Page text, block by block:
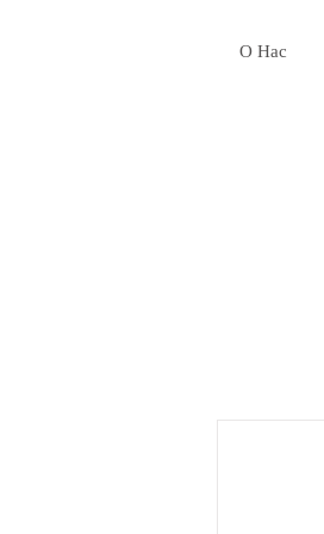
О Нас